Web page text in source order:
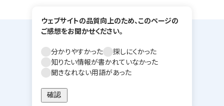
ウェブサイトの品質向上のため、このページの
ご感想をお聞かせください。
分かりやすかった
探しにくかった
知りたい情報が書かれていなかった
聞きなれない用語があった